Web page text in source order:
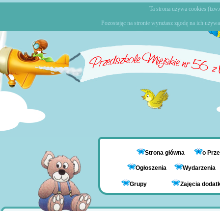
Strona główna o
Ogłoszenia Wydarzenia
Grupy Zajęcia
Ta strona używa cookies
Pozostając na stronie wyrażasz zgodę na ich